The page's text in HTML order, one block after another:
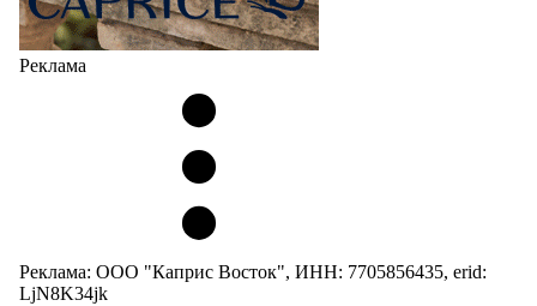
Реклама
Реклама: ООО "Каприс Восток", ИНН: 7705856435, erid:
LjN8K34jk